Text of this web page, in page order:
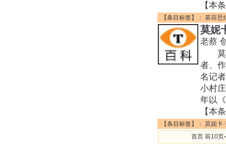
【本
【条目标签】： 慕容思
莫妮
老蔡
莫妮
者、
名记
小村
年以
【本
【条目标签】： 莫妮卡
首页 前10页